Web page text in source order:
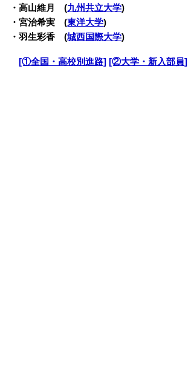
・高山維月 (九州共立大学)
・宮治希実 (東洋大学)
・羽生彩香 (城西国際大学)
・[①全国・高校別進路] [②大学・新入部員]